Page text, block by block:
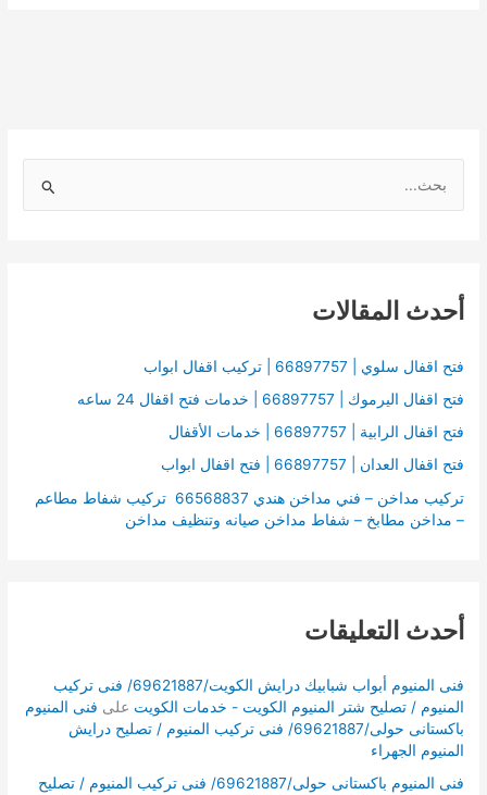
ث
ن
:
أحدث المقالات
فتح اقفال سلوي | 66897757 | تركيب اقفال ابواب
فتح اقفال اليرموك | 66897757 | خدمات فتح اقفال 24 ساعه
فتح اقفال الرابية | 66897757 | خدمات الأقفال
فتح اقفال العدان | 66897757 | فتح اقفال ابواب
تركيب مداخن – فني مداخن هندي 66568837 تركيب شفاط مطاعم
– مداخن مطابخ – شفاط مداخن صيانه وتنظيف مداخن
أحدث التعليقات
فنى المنيوم أبواب شبابيك درايش الكويت/69621887/ فنى تركيب
المنيوم / تصليح شتر المنيوم الكويت - خدمات الكويت على فنى المنيوم
باكستانى حولى/69621887/ فنى تركيب المنيوم / تصليح درايش
المنيوم الجهراء
فنى المنيوم باكستانى حولى/69621887/ فنى تركيب المنيوم / تصليح